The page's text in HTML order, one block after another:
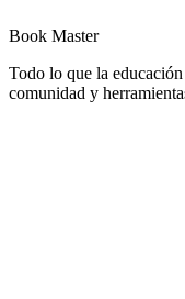
Book Master
Todo lo que la
comunidad y